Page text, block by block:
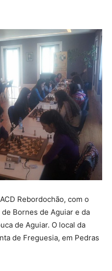
Rebordochão, com o
Bornes de Aguiar e da
de Aguiar. O local da
de Freguesia, em Pedras